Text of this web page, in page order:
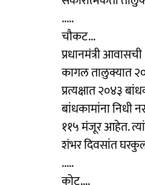
.....
चौकट...
प्रधानमंत्री
कागल तालुक्यात
प्रत्यक्षात २०४३
बांधकामांना निधी
११५ मंजूर आहेत.
शंभर दिवसांत
.....